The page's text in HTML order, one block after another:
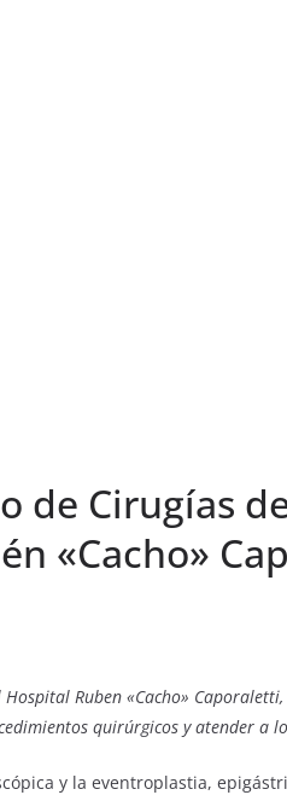
de Cirugías
«Cacho»
Ruben «Cacho»
quirúrgicos y atender a
y la eventroplastia,